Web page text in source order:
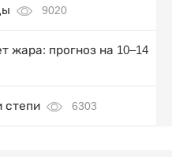
9020
жара: прогноз на 10–14
степи 6303